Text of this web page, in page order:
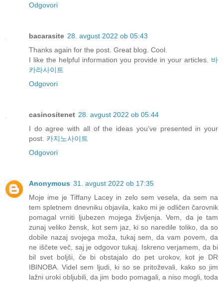
Odgovori
bacarasite 28. avgust 2022 ob 05:43
Thanks again for the post. Great blog. Cool.
I like the helpful information you provide in your articles. 바
카라사이트
Odgovori
casinositenet 28. avgust 2022 ob 05:44
I do agree with all of the ideas you’ve presented in your
post. 카지노사이트
Odgovori
Anonymous 31. avgust 2022 ob 17:35
Moje ime je Tiffany Lacey in zelo sem vesela, da sem na
tem spletnem dnevniku objavila, kako mi je odličen čarovnik
pomagal vrniti ljubezen mojega življenja. Vem, da je tam
zunaj veliko žensk, kot sem jaz, ki so naredile toliko, da so
dobile nazaj svojega moža, tukaj sem, da vam povem, da
ne iščete več, saj je odgovor tukaj. Iskreno verjamem, da bi
bil svet boljši, če bi obstajalo do pet urokov, kot je DR
IBINOBA. Videl sem ljudi, ki so se pritoževali, kako so jim
lažni uroki obljubili, da jim bodo pomagali, a niso mogli, toda